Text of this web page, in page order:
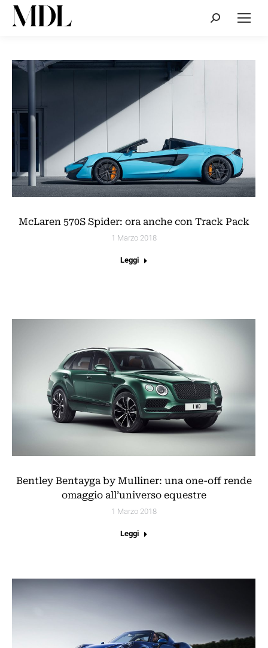
Cerca:
McLaren 570S Spider: ora anche con Track Pack
1 Marzo 2018
Leggi
Bentley Bentayga by Mulliner: una one-off rende
omaggio all’universo equestre
1 Marzo 2018
Leggi